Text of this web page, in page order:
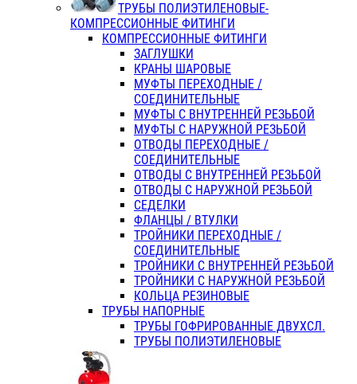
ТРУБЫ ПОЛИЭТИЛЕНОВЫЕ-
КОМПРЕССИОННЫЕ ФИТИНГИ
КОМПРЕССИОННЫЕ ФИТИНГИ
ЗАГЛУШКИ
КРАНЫ ШАРОВЫЕ
МУФТЫ ПЕРЕХОДНЫЕ /
СОЕДИНИТЕЛЬНЫЕ
МУФТЫ С ВНУТРЕННЕЙ РЕЗЬБОЙ
МУФТЫ С НАРУЖНОЙ РЕЗЬБОЙ
ОТВОДЫ ПЕРЕХОДНЫЕ /
СОЕДИНИТЕЛЬНЫЕ
ОТВОДЫ С ВНУТРЕННЕЙ РЕЗЬБОЙ
ОТВОДЫ С НАРУЖНОЙ РЕЗЬБОЙ
СЕДЕЛКИ
ФЛАНЦЫ / ВТУЛКИ
ТРОЙНИКИ ПЕРЕХОДНЫЕ /
СОЕДИНИТЕЛЬНЫЕ
ТРОЙНИКИ С ВНУТРЕННЕЙ РЕЗЬБОЙ
ТРОЙНИКИ С НАРУЖНОЙ РЕЗЬБОЙ
КОЛЬЦА РЕЗИНОВЫЕ
ТРУБЫ НАПОРНЫЕ
ТРУБЫ ГОФРИРОВАННЫЕ ДВУХСЛ.
ТРУБЫ ПОЛИЭТИЛЕНОВЫЕ